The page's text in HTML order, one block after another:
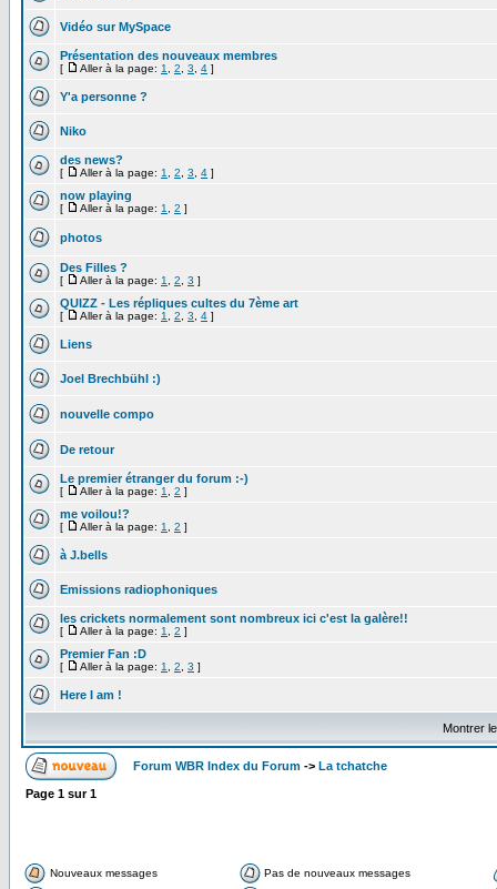
Vidéo sur MySpace
Présentation des nouveaux membres
[ Aller à la page: 1 2 3 4 ]
Y'a personne ?
Niko
des news?
[ Aller à la page: 1 2 3 4 ]
now playing
[ Aller à la page: 1 2 ]
photos
Des Filles ?
[ Aller à la page: 1 2 3 ]
QUIZZ - Les répliques cultes du 7ème art
[ Aller à la page: 1 2 3 4 ]
Liens
Joel Brechbühl :)
nouvelle compo
De retour
Le premier étranger du forum :-)
[ Aller à la page: 1 2 ]
me voilou!?
[ Aller à la page: 1 2 ]
à J.bells
Emissions radiophoniques
les crickets normalement sont nombreux ici c'est la galère!!
[ Aller à la page: 1 2 ]
Premier Fan :D
[ Aller à la page: 1 2 3 ]
Here I am !
Montrer
Forum WBR Index du Forum -> La tchatche
Page 1 sur1
Nouveaux messages
Pas de nouveaux messages